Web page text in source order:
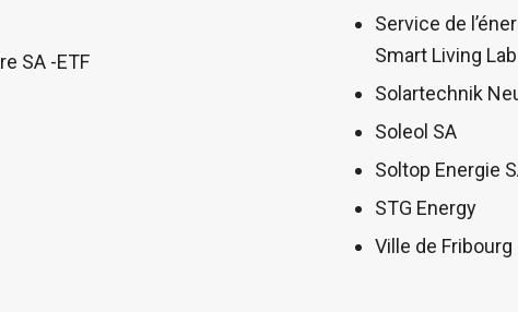
SA -ETF
Service de
Smart Living Lab
Solartechnik
Soleol SA
Soltop Energie
STG Energy
Ville de